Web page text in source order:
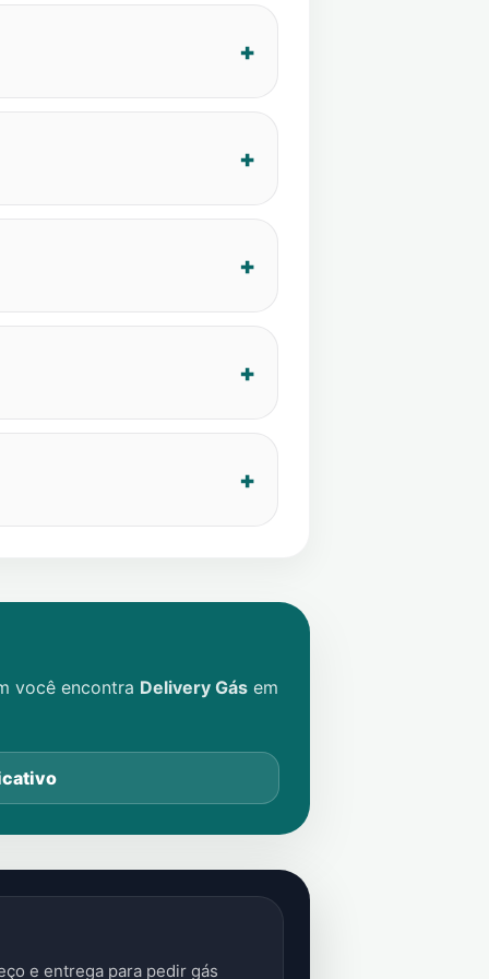
você encontra Delivery Gás em
e entrega para pedir gás